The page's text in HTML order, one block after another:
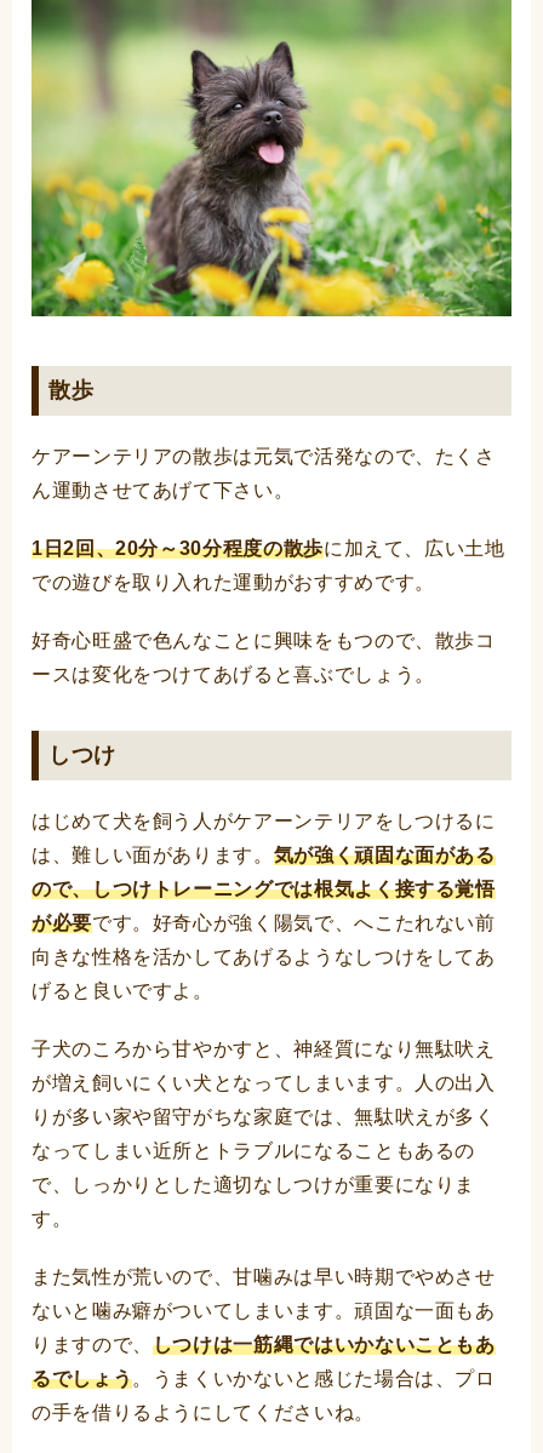
散歩
ケアーンテリアの散歩は元気で活発なので、たくさ
ん運動させてあげて下さい。
1日2回、20分～30分程度の散歩に加えて、広い土地
での遊びを取り入れた運動がおすすめです。
好奇心旺盛で色んなことに興味をもつので、散歩コ
ースは変化をつけてあげると喜ぶでしょう。
しつけ
はじめて犬を飼う人がケアーンテリアをしつけるに
は、難しい面があります。 気が強く頑固な面がある
ので、しつけトレーニングでは根気よく接する覚悟
が必要です。好奇心が強く陽気で、へこたれない前
向きな性格を活かしてあげるようなしつけをしてあ
げると良いですよ。
子犬のころから甘やかすと、神経質になり無駄吠え
が増え飼いにくい犬となってしまいます。人の出入
りが多い家や留守がちな家庭では、無駄吠えが多く
なってしまい近所とトラブルになることもあるの
で、しっかりとした適切なしつけが重要になりま
す。
また気性が荒いので、甘噛みは早い時期でやめさせ
ないと噛み癖がついてしまいます。頑固な一面もあ
りますので、 しつけは一筋縄ではいかないこともあ
るでしょう。うまくいかないと感じた場合は、プロ
の手を借りるようにしてくださいね。